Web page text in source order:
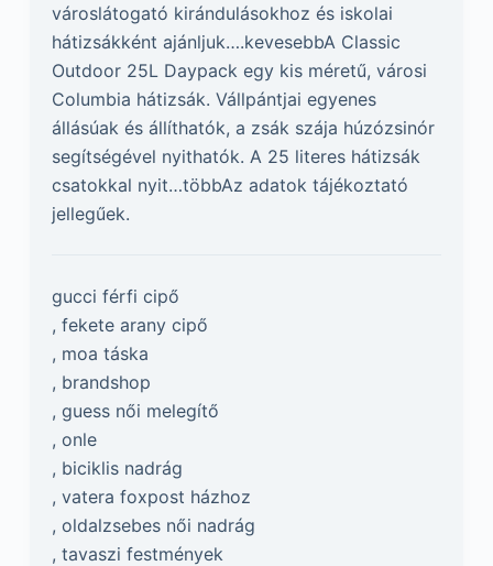
városlátogató kirándulásokhoz és iskolai
hátizsákként ajánljuk….kevesebbA Classic
Outdoor 25L Daypack egy kis méretű, városi
Columbia hátizsák. Vállpántjai egyenes
állásúak és állíthatók, a zsák szája húzózsinór
segítségével nyithatók. A 25 literes hátizsák
csatokkal nyit…többAz adatok tájékoztató
jellegűek.
gucci férfi cipő
, fekete arany cipő
, moa táska
, brandshop
, guess női melegítő
, onle
, biciklis nadrág
, vatera foxpost házhoz
, oldalzsebes női nadrág
, tavaszi festmények